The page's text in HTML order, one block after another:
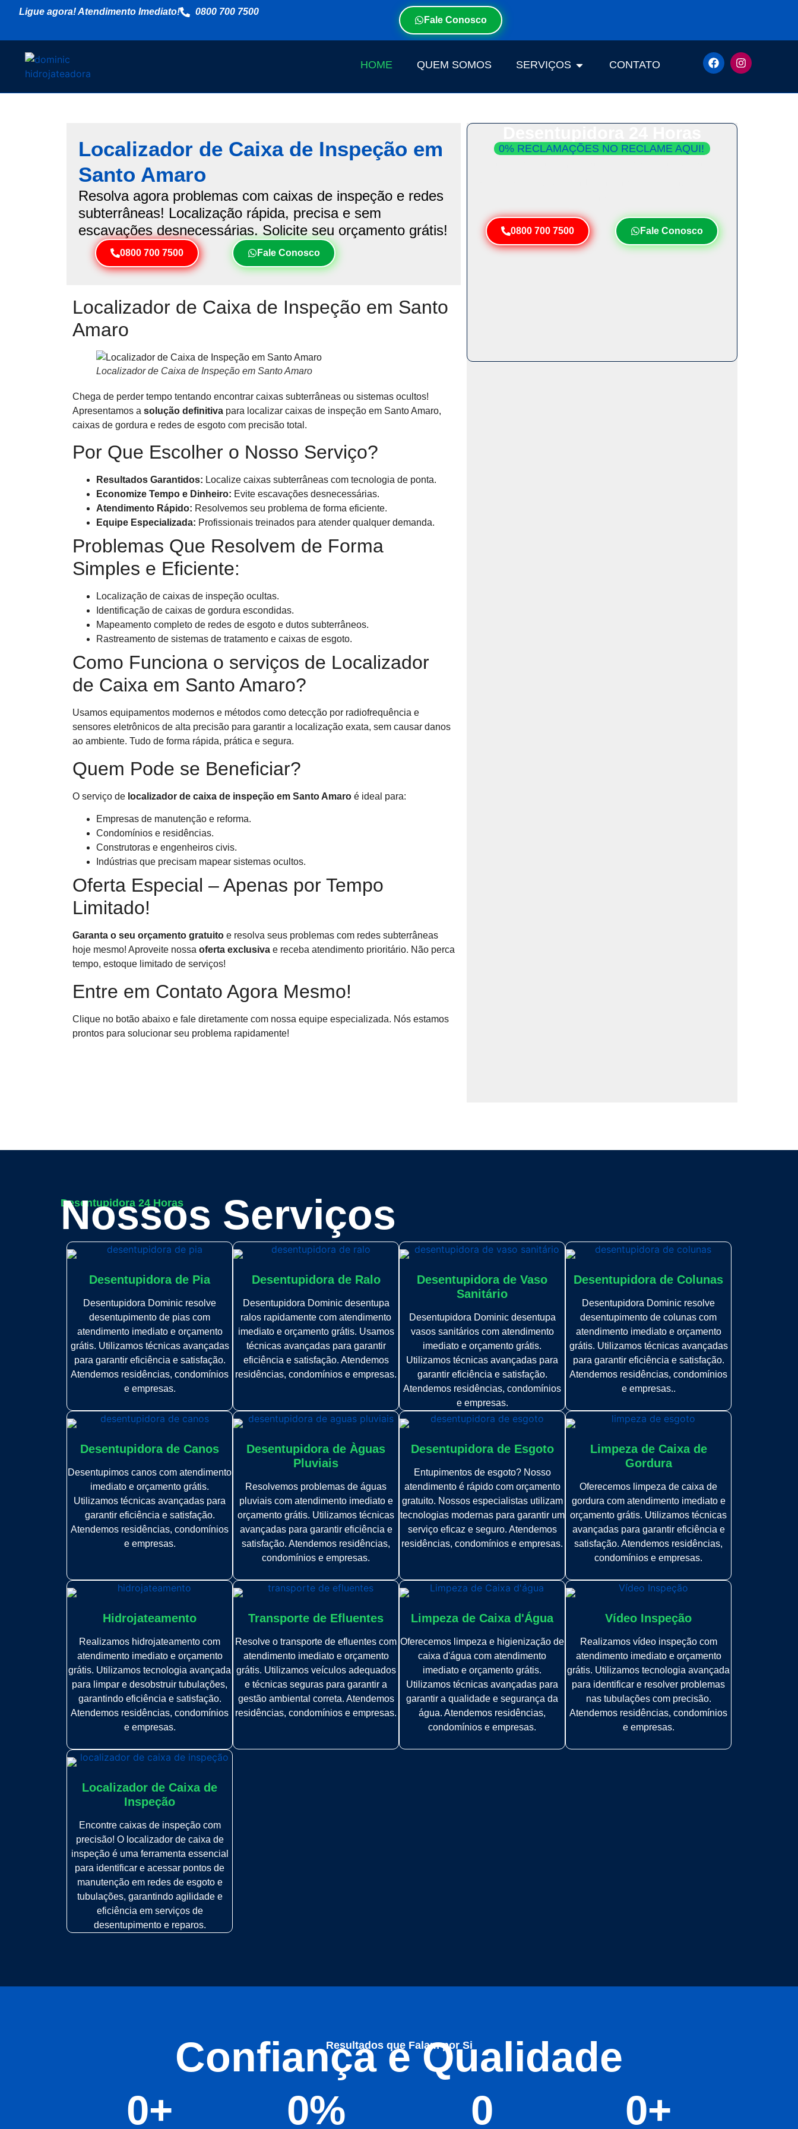
Ligue agora! Atendimento Imediato!
0800 700 7500
Fale Conosco
HOME QUEM SOMOS SERVIÇOS CONTATO
Localizador de Caixa de Inspeção em
Santo Amaro
Resolva agora problemas com caixas de inspeção e redes
subterrâneas! Localização rápida, precisa e sem
escavações desnecessárias. Solicite seu orçamento grátis!
0800 700 7500 Fale Conosco
Localizador de Caixa de Inspeção em Santo
Amaro
Localizador de Caixa de Inspeção em Santo Amaro
Chega de perder tempo tentando encontrar caixas subterrâneas ou sistemas ocultos!
Apresentamos a solução definitiva para localizar caixas de inspeção em Santo Amaro,
caixas de gordura e redes de esgoto com precisão total.
Por Que Escolher o Nosso Serviço?
Resultados Garantidos: Localize caixas subterrâneas com tecnologia de ponta.
Economize Tempo e Dinheiro: Evite escavações desnecessárias.
Atendimento Rápido: Resolvemos seu problema de forma eficiente.
Equipe Especializada: Profissionais treinados para atender qualquer demanda.
Problemas Que Resolvem de Forma
Simples e Eficiente:
Localização de caixas de inspeção ocultas.
Identificação de caixas de gordura escondidas.
Mapeamento completo de redes de esgoto e dutos subterrâneos.
Rastreamento de sistemas de tratamento e caixas de esgoto.
Como Funciona o serviços de Localizador
de Caixa em Santo Amaro?
Usamos equipamentos modernos e métodos como detecção por radiofrequência e
sensores eletrônicos de alta precisão para garantir a localização exata, sem causar danos
ao ambiente. Tudo de forma rápida, prática e segura.
Quem Pode se Beneficiar?
O serviço de localizador de caixa de inspeção em Santo Amaro é ideal para:
Empresas de manutenção e reforma.
Condomínios e residências.
Construtoras e engenheiros civis.
Indústrias que precisam mapear sistemas ocultos.
Oferta Especial – Apenas por Tempo
Limitado!
Garanta o seu orçamento gratuito e resolva seus problemas com redes subterrâneas
hoje mesmo! Aproveite nossa oferta exclusiva e receba atendimento prioritário. Não perca
tempo, estoque limitado de serviços!
Entre em Contato Agora Mesmo!
Clique no botão abaixo e fale diretamente com nossa equipe especializada. Nós estamos
prontos para solucionar seu problema rapidamente!
0% RECLAMAÇÕES NO RECLAME AQUI!
0800 700 7500 Fale Conosco
Desentupidora 24 Horas
Nossos Serviços
Desentupidora de Pia
Desentupidora Dominic resolve
desentupimento de pias com
atendimento imediato e orçamento
grátis. Utilizamos técnicas avançadas
para garantir eficiência e satisfação.
Atendemos residências, condomínios
e empresas.
Desentupidora de Ralo
Desentupidora Dominic desentupa
ralos rapidamente com atendimento
imediato e orçamento grátis. Usamos
técnicas avançadas para garantir
eficiência e satisfação. Atendemos
residências, condomínios e empresas.
Desentupidora de Vaso
Sanitário
Desentupidora Dominic desentupa
vasos sanitários com atendimento
imediato e orçamento grátis.
Utilizamos técnicas avançadas para
garantir eficiência e satisfação.
Atendemos residências, condomínios
e empresas.
Desentupidora de Colunas
Desentupidora Dominic resolve
desentupimento de colunas com
atendimento imediato e orçamento
grátis. Utilizamos técnicas avançadas
para garantir eficiência e satisfação.
Atendemos residências, condomínios
e empresas..
Desentupidora de Canos
Desentupimos canos com atendimento
imediato e orçamento grátis.
Utilizamos técnicas avançadas para
garantir eficiência e satisfação.
Atendemos residências, condomínios
e empresas.
Desentupidora de Àguas
Pluviais
Resolvemos problemas de águas
pluviais com atendimento imediato e
orçamento grátis. Utilizamos técnicas
avançadas para garantir eficiência e
satisfação. Atendemos residências,
condomínios e empresas.
Desentupidora de Esgoto
Entupimentos de esgoto? Nosso
atendimento é rápido com orçamento
gratuito. Nossos especialistas utilizam
tecnologias modernas para garantir um
serviço eficaz e seguro. Atendemos
residências, condomínios e empresas.
Limpeza de Caixa de
Gordura
Oferecemos limpeza de caixa de
gordura com atendimento imediato e
orçamento grátis. Utilizamos técnicas
avançadas para garantir eficiência e
satisfação. Atendemos residências,
condomínios e empresas.
Hidrojateamento
Realizamos hidrojateamento com
atendimento imediato e orçamento
grátis. Utilizamos tecnologia avançada
para limpar e desobstruir tubulações,
garantindo eficiência e satisfação.
Atendemos residências, condomínios
e empresas.
Transporte de Efluentes
Resolve o transporte de efluentes com
atendimento imediato e orçamento
grátis. Utilizamos veículos adequados
e técnicas seguras para garantir a
gestão ambiental correta. Atendemos
residências, condomínios e empresas.
Limpeza de Caixa d'Água
Oferecemos limpeza e higienização de
caixa d'água com atendimento
imediato e orçamento grátis.
Utilizamos técnicas avançadas para
garantir a qualidade e segurança da
água. Atendemos residências,
condomínios e empresas.
Vídeo Inspeção
Realizamos vídeo inspeção com
atendimento imediato e orçamento
grátis. Utilizamos tecnologia avançada
para identificar e resolver problemas
nas tubulações com precisão.
Atendemos residências, condomínios
e empresas.
Localizador de Caixa de
Inspeção
Encontre caixas de inspeção com
precisão! O localizador de caixa de
inspeção é uma ferramenta essencial
para identificar e acessar pontos de
manutenção em redes de esgoto e
tubulações, garantindo agilidade e
eficiência em serviços de
desentupimento e reparos.
Resultados que Falam por Si
Confiança e Qualidade
0+ 0% 0 0+